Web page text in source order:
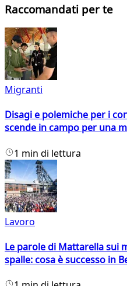
Raccomandati per te
Migranti
Disagi e polemiche per i
scende in campo per una
1 min di lettura
Lavoro
Le parole di Mattarella sui
spalle: cosa è successo in